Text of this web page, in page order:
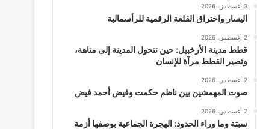
3 أغسطس، 2026
اليسار واختراق القلعة الرقمية للرأسمالية
2 أغسطس، 2026
قطط مدينة الأرخبيل: حين تتحول المدينة إلى متاهة،
وتصير القطط مرآة للإنسان
2 أغسطس، 2026
صوت المهمشين بين ناظم حكمت وفيض أحمد فيض
2 أغسطس، 2026
سبتة وما وراء الحدود: الهجرة الجماعية بوصفها أزمة